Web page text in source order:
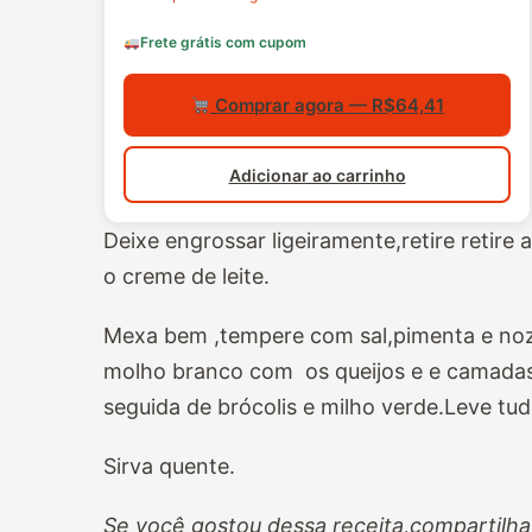
Frete grátis com cupom
Comprar agora — R$64,41
Adicionar ao carrinho
Deixe engrossar ligeiramente,retire
o creme de leite.
Mexa bem ,tempere com sal,pimenta e
molho branco com os queijos e e
seguida de brócolis e milho verde.Leve
Sirva quente.
Se você gostou dessa